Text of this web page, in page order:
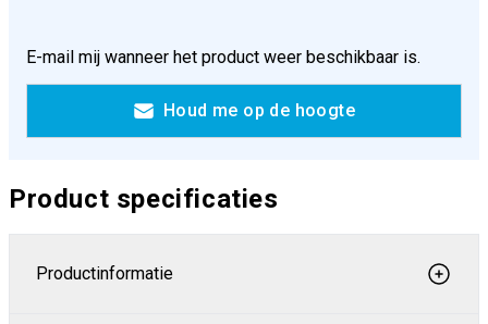
E-mail mij wanneer het product weer beschikbaar is.
Houd me op de hoogte
Product specificaties
Productinformatie